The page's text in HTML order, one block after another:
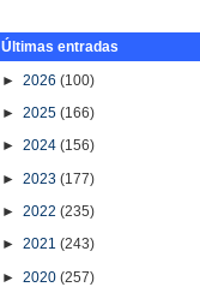
Últimas entradas
►2026(100)
►2025(166)
►2024(156)
►2023(177)
►2022(235)
►2021(243)
►2020(257)